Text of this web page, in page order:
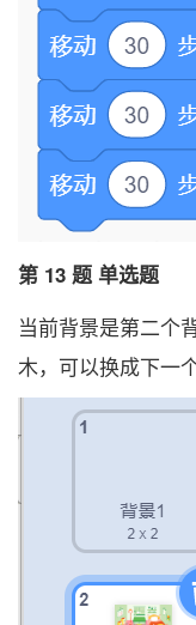
第 13 题 单选题
当前背景是第二个
木，可以换成下一